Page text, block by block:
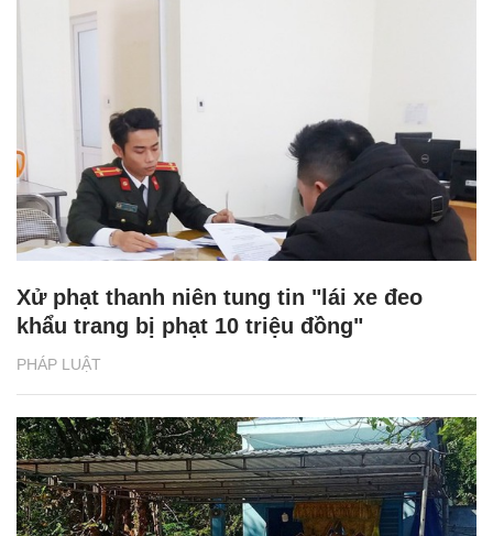
PHÁP LUẬT
Xử phạt thanh niên tung tin "lái xe đeo
khẩu trang bị phạt 10 triệu đồng"